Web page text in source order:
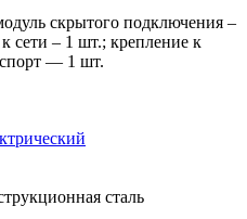
скрытого подключения –
сети – 1 шт.; крепление к
— 1 шт.
сталь